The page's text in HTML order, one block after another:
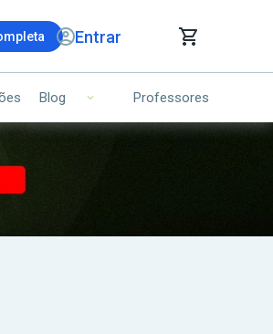
Entrar
vazio.
Blog Professores